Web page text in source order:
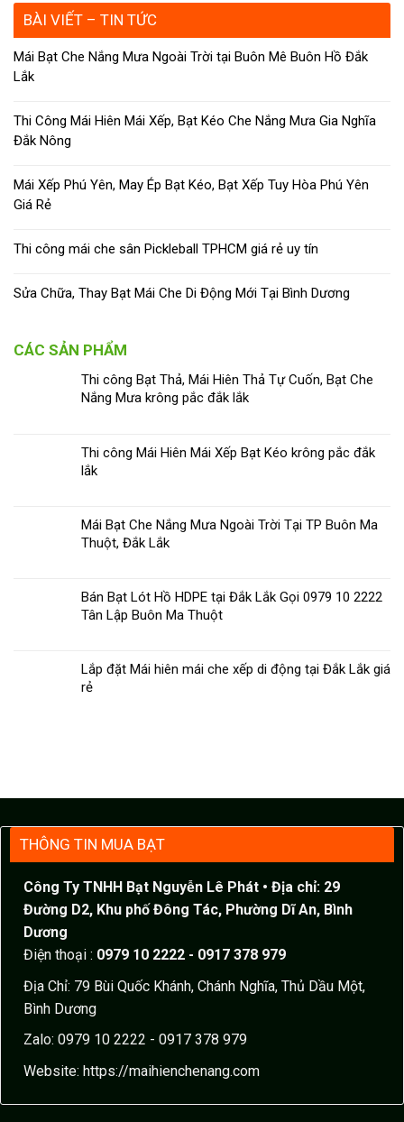
BÀI VIẾT – TIN TỨC
Mái Bạt Che Nắng Mưa Ngoài Trời tại Buôn Mê Buôn Hồ Đắk
Lắk
Thi Công Mái Hiên Mái Xếp, Bạt Kéo Che Nắng Mưa Gia Nghĩa
Đắk Nông
Mái Xếp Phú Yên, May Ép Bạt Kéo, Bạt Xếp Tuy Hòa Phú Yên
Giá Rẻ
Thi công mái che sân Pickleball TPHCM giá rẻ uy tín
Sửa Chữa, Thay Bạt Mái Che Di Động Mới Tại Bình Dương
CÁC SẢN PHẨM
Thi công Bạt Thả, Mái Hiên Thả Tự Cuốn, Bạt Che
Nắng Mưa krông pắc đắk lắk
Thi công Mái Hiên Mái Xếp Bạt Kéo krông pắc đắk
lắk
Mái Bạt Che Nắng Mưa Ngoài Trời Tại TP Buôn Ma
Thuột, Đắk Lắk
Bán Bạt Lót Hồ HDPE tại Đắk Lắk Gọi 0979 10 2222
Tân Lập Buôn Ma Thuột
Lắp đặt Mái hiên mái che xếp di động tại Đắk Lắk giá
rẻ
THÔNG TIN MUA BẠT
Công Ty TNHH Bạt Nguyễn Lê Phát • Địa chỉ: 29
Đường D2, Khu phố Đông Tác, Phường Dĩ An, Bình
Dương
Điện thoại : 0979 10 2222 - 0917 378 979
Địa Chỉ: 79 Bùi Quốc Khánh, Chánh Nghĩa, Thủ Dầu Một,
Bình Dương
Zalo: 0979 10 2222 - 0917 378 979
Website: https://maihienchenang.com